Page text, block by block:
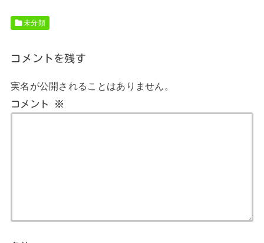
未分類
コメントを残す
実名が公開されることはありません。
コメント ※